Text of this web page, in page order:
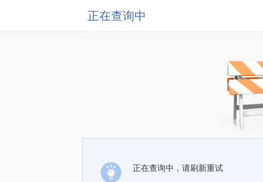
正在查询中
正在查询中，请刷新重试